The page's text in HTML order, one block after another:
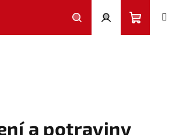
Hledat PřihlášeníNákupní
a potraviny